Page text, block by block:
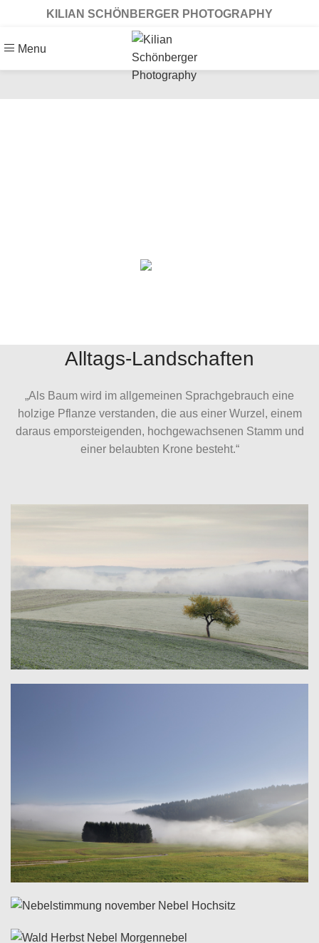
KILIAN SCHÖNBERGER PHOTOGRAPHY
Menu
Alltags-Landschaften
„Als Baum wird im allgemeinen Sprachgebrauch eine
holzige Pflanze verstanden, die aus einer Wurzel, einem
daraus emporsteigenden, hochgewachsenen Stamm und
einer belaubten Krone besteht.“